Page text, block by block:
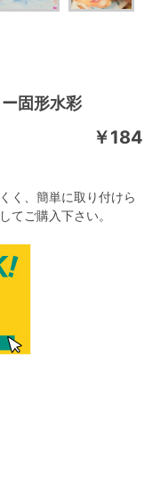
固形水彩
￥184
く、簡単に取り付けら
てご購入下さい。